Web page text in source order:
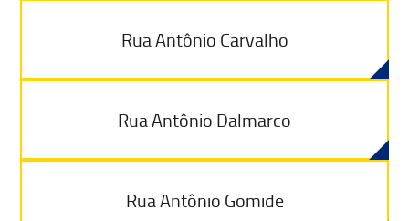
Rua Antônio Carvalho
Rua Antônio Dalmarco
Rua Antônio Gomide